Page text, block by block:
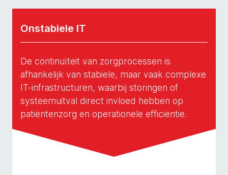
Onstabiele IT
De continuïteit van zorgprocessen is
afhankelijk van stabiele, maar vaak complexe
IT-infrastructuren, waarbij storingen of
systeemuitval direct invloed hebben op
patiëntenzorg en operationele efficiëntie.